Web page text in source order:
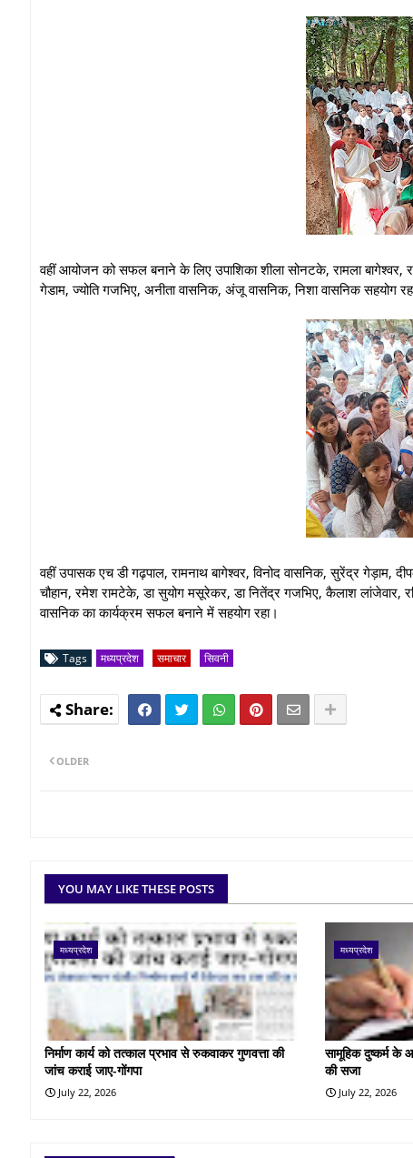
वहीं आयोजन को सफल बनाने के लिए उपाशिका शीला सोनटके, रामला बागेश्वर,
गेडाम, ज्योति गजभिए, अनीता वासनिक, अंजू वासनिक, निशा वासनिक सहयोग
वहीं उपासक एच डी गढ़पाल, रामनाथ बागेश्वर, विनोद वासनिक, सुरेंद्र गेड़ाम,
चौहान, रमेश रामटेके, डा सुयोग मसूरेकर, डा नितेंद्र गजभिए, कैलाश
वासनिक का कार्यक्रम सफल बनाने में सहयोग रहा।
Tags मध्यप्रदेश समाचार सिवनी
OLDER
YOU MAY LIKE THESE POSTS
मध्यप्रदेश
निर्माण कार्य को तत्काल प्रभाव से रुकवाकर गुणवत्ता की
जांच कराई जाए-गोंगपा
July 22, 2026
मध्यप्रदेश
सामूहिक दुष्कर्म के
की सजा
July 22, 2026